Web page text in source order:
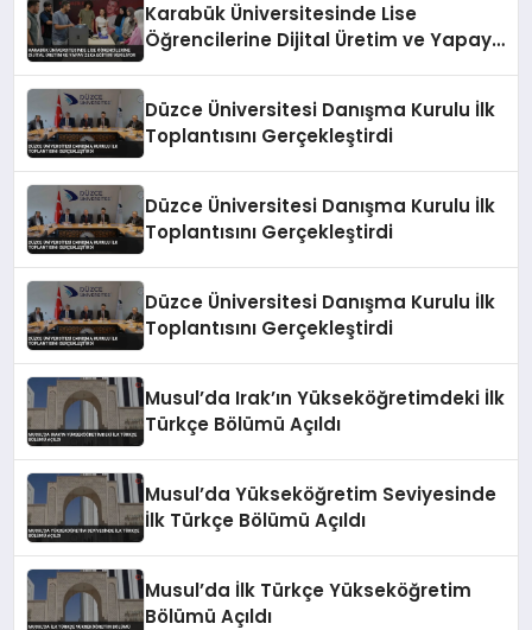
Karabük Üniversitesinde Lise
Öğrencilerine Dijital Üretim ve Yapay
Düzce Üniversitesi Danışma Kurulu İlk
Toplantısını Gerçekleştirdi
Düzce Üniversitesi Danışma Kurulu İlk
Toplantısını Gerçekleştirdi
Düzce Üniversitesi Danışma Kurulu İlk
Toplantısını Gerçekleştirdi
Musul’da Irak’ın Yükseköğretimdeki İlk
Türkçe Bölümü Açıldı
Musul’da Yükseköğretim Seviyesinde
İlk Türkçe Bölümü Açıldı
Musul’da İlk Türkçe Yükseköğretim
Bölümü Açıldı